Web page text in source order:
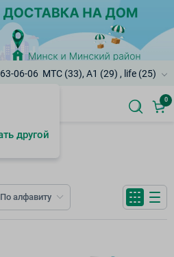
другой
06-06 МТС (33), A1 (29) , life (25)
0
По алфавиту